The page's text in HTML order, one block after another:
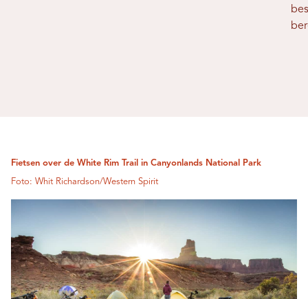
Fietsen over de White Rim Trail in Canyonlands National Park
Foto: Whit Richardson/Western Spirit